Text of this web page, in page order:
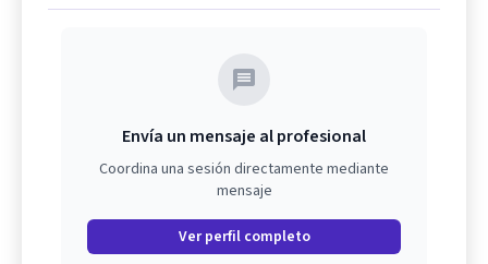
Envía un mensaje al profesional
Coordina una sesión directamente mediante
mensaje
Ver perfil completo